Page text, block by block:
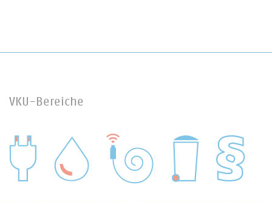
VKU-Bereiche
WASSER/ABWASSER